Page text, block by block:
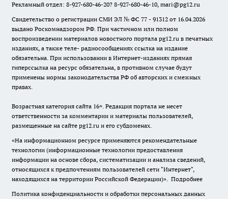
Рекламный отдел: 8-927-680-46-20? 8-927-680-46-10, mari@pg12.ru
Свидетельство о регистрации СМИ ЭЛ № ФС 77 - 91312 от 16.04.2026
выдано Роскомнадзором РФ. При частичном или полном
воспроизведении материалов новостного портала pg12.ru в печатных
изданиях, а также теле- радиосообщениях ссылка на издание
обязательна. При использовании в Интернет-изданиях прямая
гиперссылка на ресурс обязательна, в противном случае будут
применены нормы законодательства РФ об авторских и смежных
правах.
Возрастная категория сайта 16+. Редакция портала не несет
ответственности за комментарии и материалы пользователей,
размещенные на сайте pg12.ru и его субдоменах.
«На информационном ресурсе применяются рекомендательные
технологии (информационные технологии предоставления
информации на основе сбора, систематизации и анализа сведений,
относящихся к предпочтениям пользователей сети "Интернет",
находящихся на территории Российской Федерации)». Подробнее
Политика конфиденциальности и обработки персональных данных